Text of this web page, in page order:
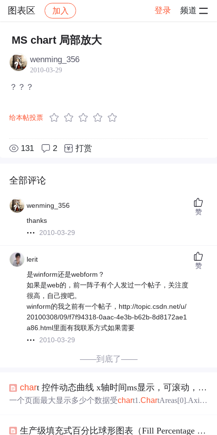
图表区 加入 登录 频道
社区 图表区 帖子详情
MS chart 局部放大
wenming_356
2010-03-29
？？？
给本帖投票
131 2 打赏
全部评论
wenming_356
thanks
2010-03-29
赞
lerit
是winform还是webform？
如果是web的，前一阵子有个人发过一个帖子，关注度
很高，自己搜吧。
winform的我之前有一个帖子，http://topic.csdn.net/u/
20100308/09/f7f94318-0aac-4e3b-b62b-8d8172ae1
a86.html里面有我联系方式如果需要
2010-03-29
赞
——到底了——
chart 控件动态曲线 x轴时间ms显示，可滚动，添加边界线条
一个页面最大显示多少个数据受chart1.ChartAreas[0].Axis
型设置为ms，默认的话滚动轴的单位太大界面是ms显示就
生产级填充式百分比球形图表（Fill Percentage Ball